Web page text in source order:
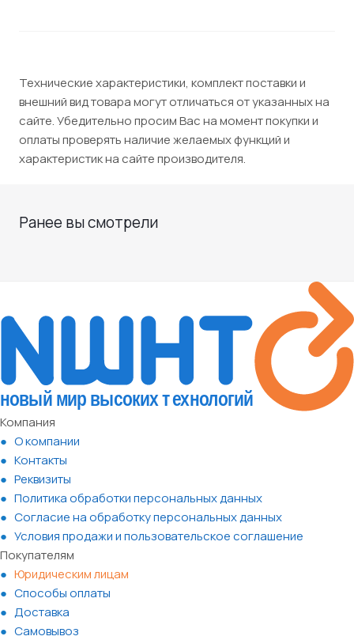
Технические характеристики, комплект поставки и
внешний вид товара могут отличаться от указанных на
сайте. Убедительно просим Вас на момент покупки и
оплаты проверять наличие желаемых функций и
характеристик на сайте производителя.
Ранее вы смотрели
Компания
О компании
Контакты
Реквизиты
Политика обработки персональных данных
Согласие на обработку персональных данных
Условия продажи и пользовательское соглашение
Покупателям
Юридическим лицам
Способы оплаты
Доставка
Самовывоз